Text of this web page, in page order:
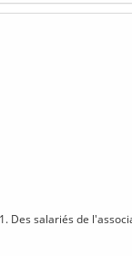
Des salariés de